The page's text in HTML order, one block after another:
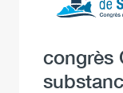
Heading
congrès